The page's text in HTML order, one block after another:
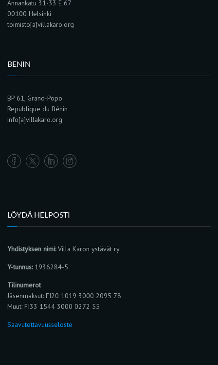
Annankatu 31-33 E 67
00100 Helsinki
toimisto[a]villakaro.org
BENIN
BP 61, Grand-Popo
Republique du Bénin
info[a]villakaro.org
LÖYDÄ HELPOSTI
Yhdistyksen nimi:Villa Karon ystävät ry
Y-tunnus:1936284-5
Tilinumerot
Jäsenmaksut: FI20 1019 3000 2095 78
Muut: FI33 1544 3000 0272 55
Saavutettavuusseloste